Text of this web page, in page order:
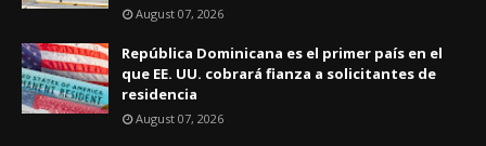
August 07, 2026
República Dominicana es el primer país en el
que EE. UU. cobrará fianza a solicitantes de
residencia
August 07, 2026